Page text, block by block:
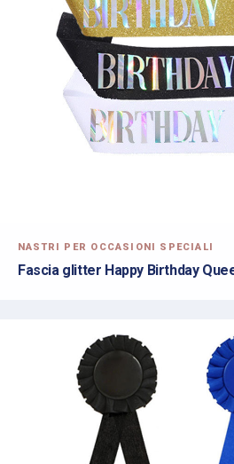
NASTRI PER OCCASIONI SPECIALI
Fascia glitter Happy Birthday